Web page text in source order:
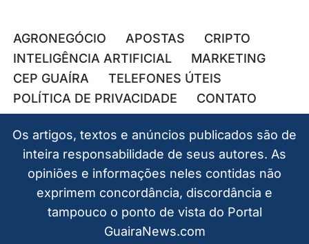
AGRONEGÓCIO APOSTAS
CRIPTO
INTELIGÊNCIA ARTIFICIAL
MARKETING
CEP GUAÍRA
TELEFONES ÚTEIS
POLÍTICA DE PRIVACIDADE
CONTATO
Os artigos, textos e anúncios publicados são de
inteira responsabilidade de seus autores. As
opiniões e informações neles contidas não
exprimem concordância, discordância e
tampouco o ponto de vista do Portal
GuairaNews.com